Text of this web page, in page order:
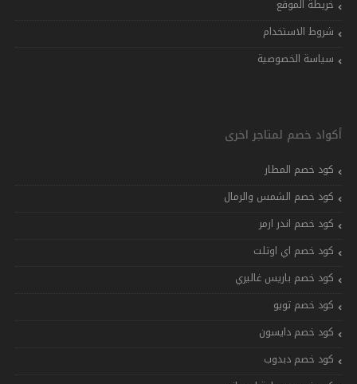
خريطة الموقع
شروط الاستخدام
سياسة الخصوصية
أكواد خصم لمتاجر اخرى
كود خصم المطار
كود خصم الشمس والرمال
كود خصم اندر ارمر
كود خصم اي اوتلت
كود خصم باريس غاليري
كود خصم تويو
كود خصم دايسون
كود خصم دبدوب